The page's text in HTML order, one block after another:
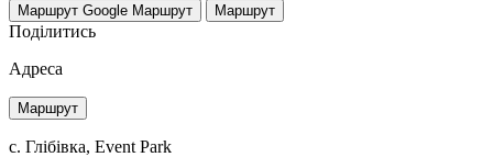
Маршрут Google Маршрут Маршрут
Поділитись
Адреса
Маршрут
с. Глібівка, Event Park